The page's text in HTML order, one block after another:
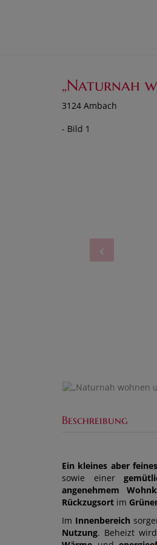
„Naturnah
3124 Ambach
Beschreibung
Ein kleines aber feines
sowie einer
angenehmem
Rückzugsort im
Im Innenbereich
Nutzung. Beheizt